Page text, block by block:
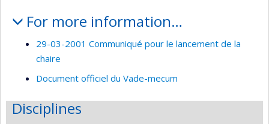
For more information…
29-03-2001 Communiqué pour le lancement de la
chaire
Document officiel du Vade-mecum
Disciplines